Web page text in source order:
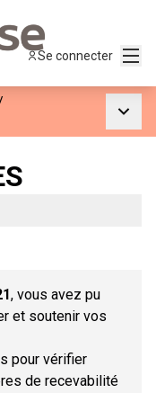
Se connecter
, vous avez pu
et soutenir vos
pour vérifier
de recevabilité